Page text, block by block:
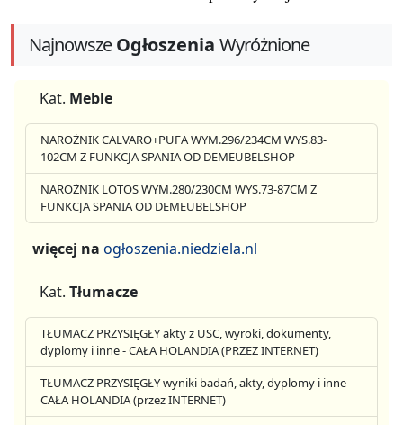
NajnowszeOgłoszenia Wyróżnione
Kat. Meble
NAROŻNIK CALVARO+PUFA WYM.296/234CM WYS.83-
102CM Z FUNKCJA SPANIA OD DEMEUBELSHOP
NAROŻNIK LOTOS WYM.280/230CM WYS.73-87CM Z
FUNKCJA SPANIA OD DEMEUBELSHOP
więcej na ogłoszenia.niedziela.nl
Kat. Tłumacze
TŁUMACZ PRZYSIĘGŁY akty z USC, wyroki, dokumenty,
dyplomy i inne - CAŁA HOLANDIA (PRZEZ INTERNET)
TŁUMACZ PRZYSIĘGŁY wyniki badań, akty, dyplomy i inne
CAŁA HOLANDIA (przez INTERNET)